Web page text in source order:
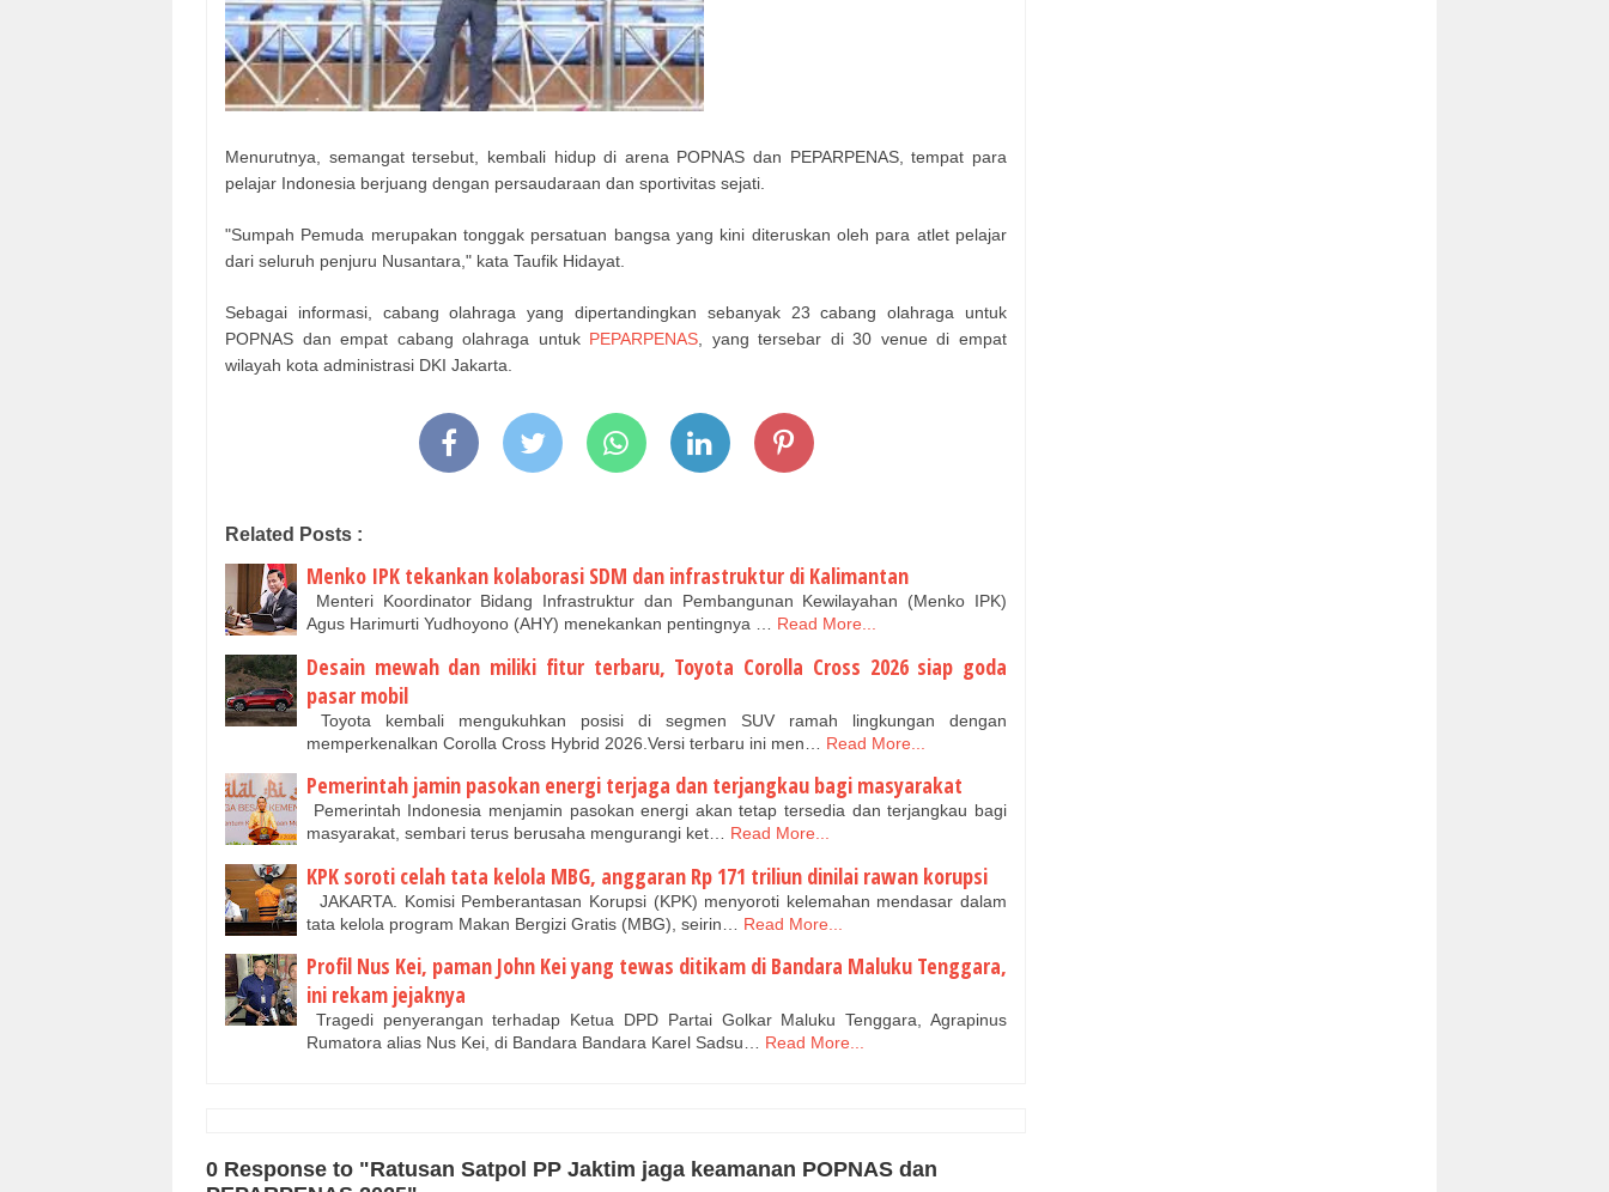
Menurutnya, semangat tersebut, kembali hidup di arena POPNAS dan PEPARPENAS, tempat para
pelajar Indonesia berjuang dengan persaudaraan dan sportivitas sejati.
"Sumpah Pemuda merupakan tonggak persatuan bangsa yang kini diteruskan oleh para atlet pelajar
dari seluruh penjuru Nusantara," kata Taufik Hidayat.
Sebagai informasi, cabang olahraga yang dipertandingkan sebanyak 23 cabang olahraga untuk
POPNAS dan empat cabang olahraga untuk PEPARPENAS, yang tersebar di 30 venue di empat
wilayah kota administrasi DKI Jakarta.
Related Posts :
Menko IPK tekankan kolaborasi SDM dan infrastruktur di Kalimantan
Menteri Koordinator Bidang Infrastruktur dan Pembangunan Kewilayahan (Menko IPK)
Agus Harimurti Yudhoyono (AHY) menekankan pentingnya … Read More...
Desain mewah dan miliki fitur terbaru, Toyota Corolla Cross 2026 siap goda
pasar mobil
Toyota kembali mengukuhkan posisi di segmen SUV ramah lingkungan dengan
memperkenalkan Corolla Cross Hybrid 2026.Versi terbaru ini men…
Read More...
Pemerintah jamin pasokan energi terjaga dan terjangkau bagi masyarakat
Pemerintah Indonesia menjamin pasokan energi akan tetap tersedia dan terjangkau bagi
masyarakat, sembari terus berusaha mengurangi ket… Read More...
KPK soroti celah tata kelola MBG, anggaran Rp 171 triliun dinilai rawan korupsi
JAKARTA. Komisi Pemberantasan Korupsi (KPK) menyoroti kelemahan mendasar dalam
tata kelola program Makan Bergizi Gratis (MBG), seirin…
Read More...
Profil Nus Kei, paman John Kei yang tewas ditikam di Bandara Maluku Tenggara,
ini rekam jejaknya
Tragedi penyerangan terhadap Ketua DPD Partai Golkar Maluku Tenggara, Agrapinus
Rumatora alias Nus Kei, di Bandara Bandara Karel Sadsu… Read More...
0 Response to "Ratusan Satpol PP Jaktim jaga keamanan POPNAS dan